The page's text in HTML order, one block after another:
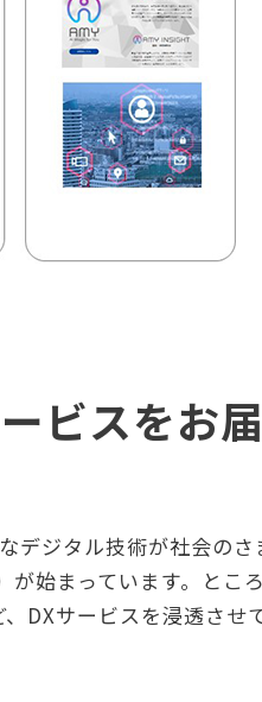
ビスをお
デジタル技術が社会のさ
始まっています。とこ
DXサービスを浸透させ